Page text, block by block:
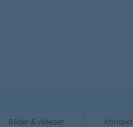
Bilder & videoer Kontakt